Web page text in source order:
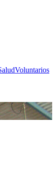
Voluntarios